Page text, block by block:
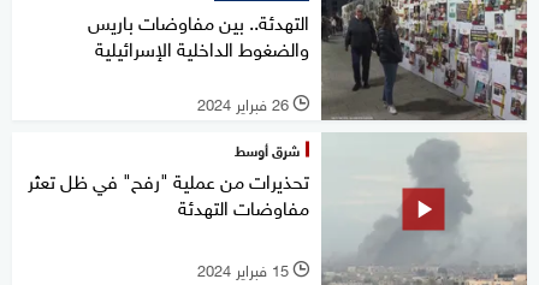
التهدئة.. بين مفاوضات باريس
والضغوط الداخلية الإسرائيلية
l 26 فبراير 2024
شرق أوسط
تحذيرات من عملية "رفح" في ظل تعثر
مفاوضات التهدئة
l 15 فبراير 2024